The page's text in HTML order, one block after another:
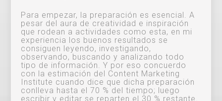
Para empezar, la preparación es esencial. A
pesar del aura de creatividad e inspiración
que rodean a actividades como esta, en mi
experiencia los buenos resultados se
consiguen leyendo, investigando,
observando, buscando y analizando todo
tipo de información. Y por eso concuerdo
con la estimación del Content Marketing
Institute cuando dice que dicha preparación
conlleva hasta el 70 % del tiempo; luego
escribir y editar se reparten el 30 % restante.